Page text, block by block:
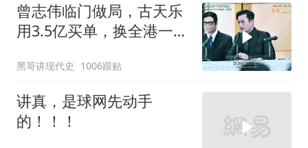
曾志伟临门做局，古天乐
用3.5亿买单，换全港一声
黑哥讲现代史 1006跟贴
讲真，是球网先动手
的！！！